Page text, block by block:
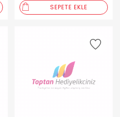
SEPETE EKLE